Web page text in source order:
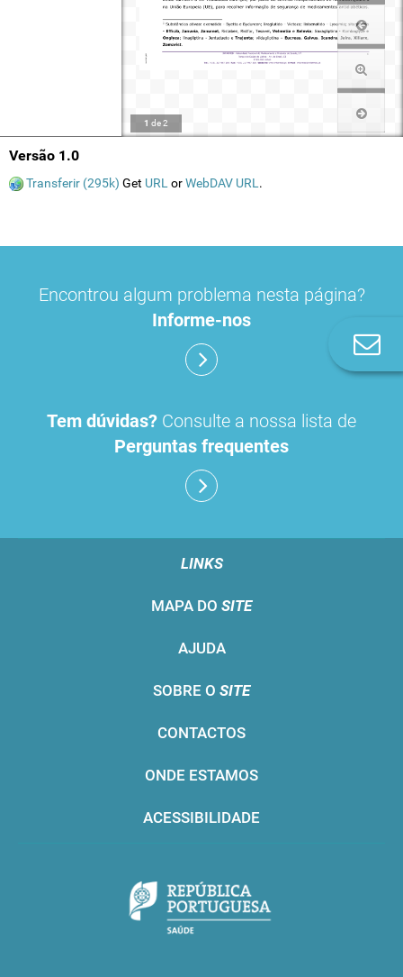
1 de2
Versão 1.0
Transferir (295k) Get URL orWebDAV URL .
Encontrou algum problema nesta página?
Informe-nos
Tem dúvidas? Consulte a nossa lista de
Perguntas frequentes
LINKS
MAPA DO SITE
AJUDA
SOBRE O SITE
CONTACTOS
ONDE ESTAMOS
ACESSIBILIDADE